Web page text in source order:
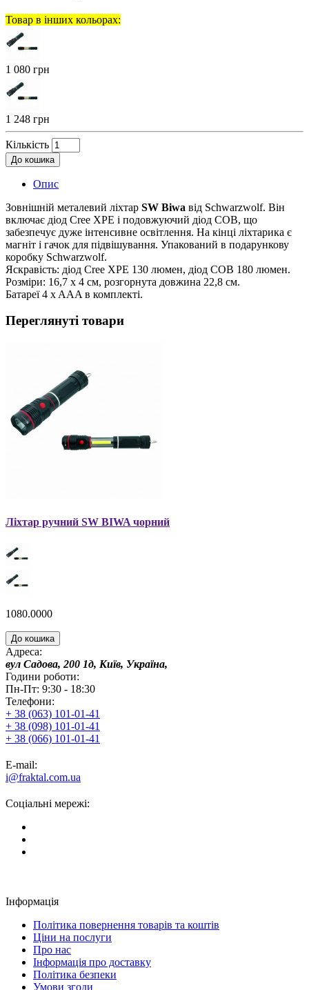
Товар в інших кольорах:
1 080 грн
1 248 грн
Кількість
До кошика
Опис
Зовнішній металевий ліхтар SW Biwa від Schwarzwolf. Він
включає діод Cree XPE і подовжуючий діод COB, що
забезпечує дуже інтенсивне освітлення. На кінці ліхтарика є
магніт і гачок для підвішування. Упакований в подарункову
коробку Schwarzwolf.
Яскравість: діод Cree XPE 130 люмен, діод COB 180 люмен.
Розміри: 16,7 x 4 см, розгорнута довжина 22,8 см.
Батареї 4 x AAA в комплекті.
Переглянуті товари
Ліхтар ручний SW BIWA чорний
1080.0000
До кошика
Адреса:
вул Садова, 200 1д, Київ, Україна,
Години роботи:
Пн-Пт: 9:30 - 18:30
Телефони:
+ 38 (063) 101-01-41
+ 38 (098) 101-01-41
+ 38 (066) 101-01-41
E-mail:
i@fraktal.com.ua
Соціальні мережі:
Інформація
Політика повернення товарів та коштів
Ціни на послуги
Про нас
Інформація про доставку
Політика безпеки
Умови згоди